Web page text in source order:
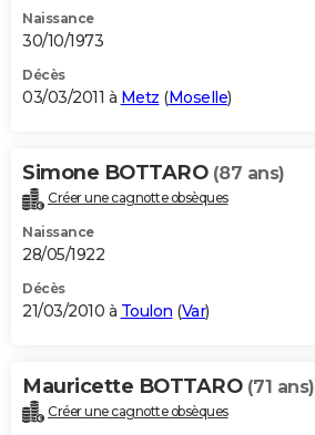
Naissance
30/10/1973
Décès
03/03/2011 à Metz (Moselle)
Simone BOTTARO (87 ans)
Créer une cagnotte obsèques
Naissance
28/05/1922
Décès
21/03/2010 à Toulon (Var)
Mauricette BOTTARO (71 ans)
Créer une cagnotte obsèques